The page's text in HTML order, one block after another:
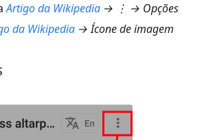
Artigo da Wikipedia → ⋮ → Opções
da Wikipedia → Ícone de imagem